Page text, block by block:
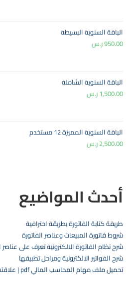
الباقة السنوية البسيطة
950.00ر.س
الباقة السنوية الشاملة
1,500.00ر.س
الباقة السنوية المميزة 12 مستخدم
2,500.00ر.س
أحدث المواضيع
طريقة كتابة الفاتورة بطريقة احترافية
شروط فاتورة المبيعات وعناصر الفاتورة
شرح نظام الفاتورة الالكترونية تعرف على عناصر
شرح الفواتير الالكترونية ومراحل تطبيقها
تحميل ملف مهام المحاسب المالي pdf | علاقته بالفاتورة الإلكترونية